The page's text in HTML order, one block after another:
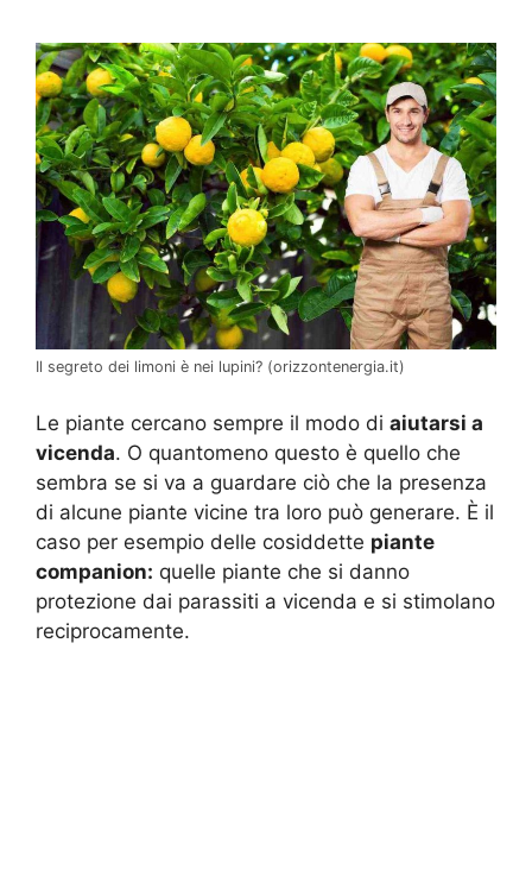
Il segreto dei limoni è nei lupini? (orizzontenergia.it)
Le piante cercano sempre il modo di aiutarsi a
vicenda. O quantomeno questo è quello che
sembra se si va a guardare ciò che la presenza
di alcune piante vicine tra loro può generare. È il
caso per esempio delle cosiddette piante
companion: quelle piante che si danno
protezione dai parassiti a vicenda e si stimolano
reciprocamente.